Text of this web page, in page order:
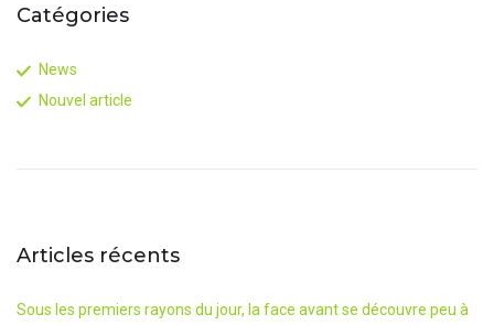
Catégories
News
Nouvel article
Articles récents
Sous les premiers rayons du jour, la face avant se découvre peu à